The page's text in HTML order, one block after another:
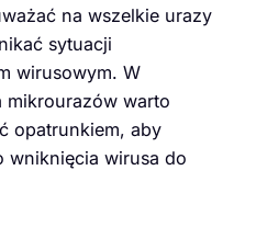
na wszelkie urazy
sytuacji
wirusowym. W
mikrourazów warto
opatrunkiem, aby
wniknięcia wirusa do